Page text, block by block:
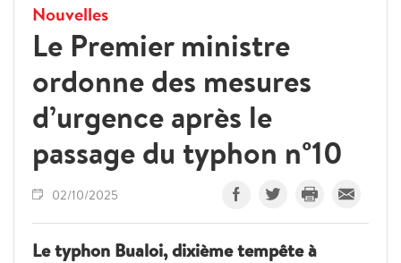
Nouvelles
Le Premier ministre
ordonne des mesures
d’urgence après le
passage du typhon n°10
02/10/2025
Le typhon Bualoi, dixième tempête à